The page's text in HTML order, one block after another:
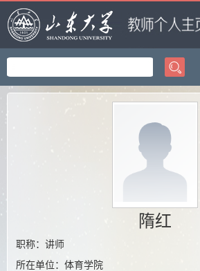
隋红
职称：讲师
所在单位：体育学院